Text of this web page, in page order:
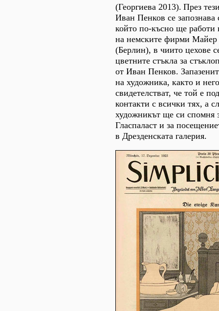
(Георгиева 2013). През
Иван Пенков се
който по-късно ще работи
на немските фирми
(Берлин), в чиито цехове
цветните стъкла за
от Иван Пенков.
на художника, както и
свидетелстват, че той е
контакти с всички тях, а
художникът ще си спомня
Гласпаласт и за
в Дрезденската галерия.